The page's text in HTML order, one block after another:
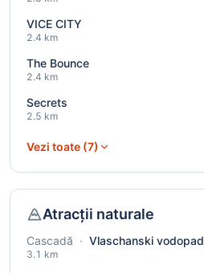
VICE CITY
2.4 km
The Bounce
2.4 km
Secrets
2.5 km
Vezi toate (7)
Atracții naturale
Cascadă · Vlaschanski vodopad
3.1 km